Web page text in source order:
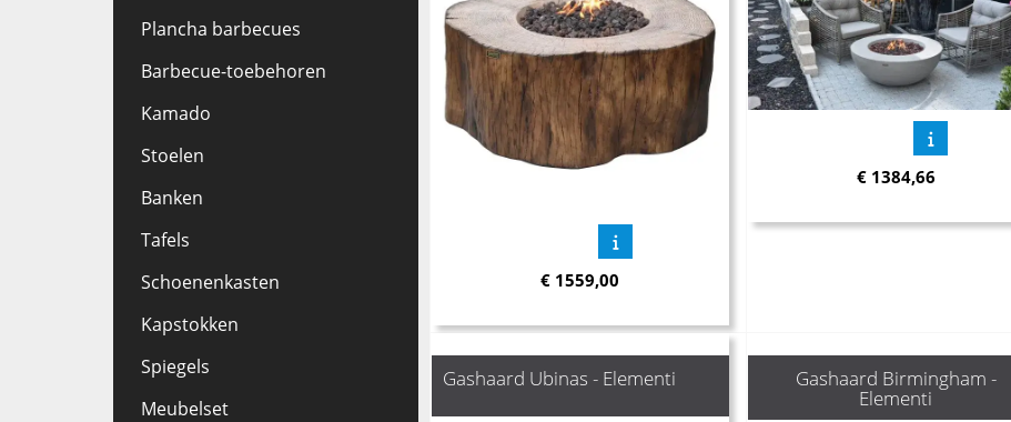
Plancha barbecues
Barbecue-toebehoren
Kamado
Stoelen
Banken
Tafels
Schoenenkasten
Kapstokken
Spiegels
Meubelset
€ 1559,00
€ 1384,66
Gashaard Ubinas - Elementi Gashaard Birmingham -
Elementi